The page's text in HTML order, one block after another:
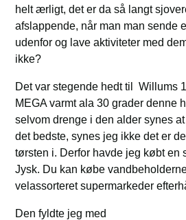
helt ærligt, det er da så langt
afslappende, når man man sende
udenfor og lave aktiviteter med
ikke?
Det var stegende hedt til Willums
MEGA varmt ala 30 grader denne
selvom drenge i den alder synes
det bedste, synes jeg ikke det er
tørsten i. Derfor havde jeg købt en
Jysk. Du kan købe
velassorteret supermarkeder
Den fyldte jeg med